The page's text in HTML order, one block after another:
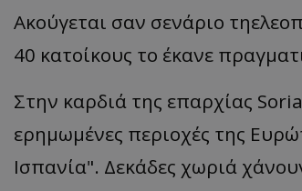
Ακούγεται σαν σενάριο
40 κατοίκους το έκανε
Στην καρδιά της επαρχίας
ερημωμένες περιοχές της
Ισπανία". Δεκάδες χωριά